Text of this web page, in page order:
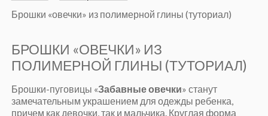
Брошки «овечки» из полимерной глины (туториал)
БРОШКИ «ОВЕЧКИ» ИЗ
ПОЛИМЕРНОЙ ГЛИНЫ (ТУТОРИАЛ)
Брошки-пуговицы «Забавные овечки» станут
замечательным украшением для одежды ребенка,
причем как девочки, так и мальчика. Круглая форма